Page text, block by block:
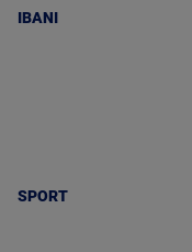
IBANI
SPORT